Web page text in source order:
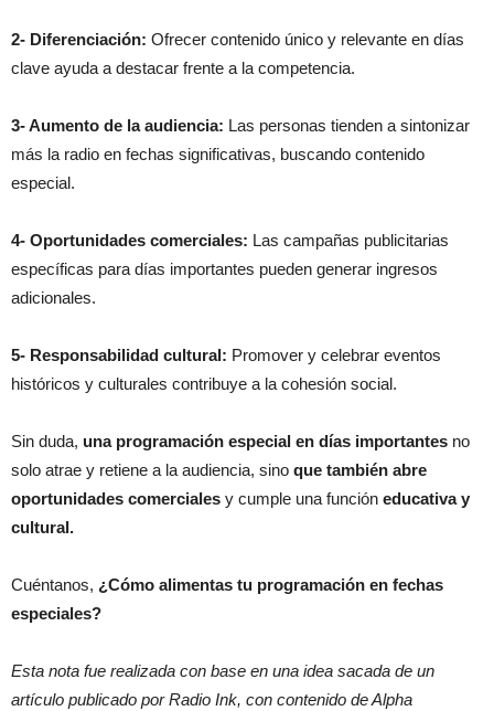
2- Diferenciación: Ofrecer contenido único y relevante en días
clave ayuda a destacar frente a la competencia.
3- Aumento de la audiencia: Las personas tienden a sintonizar
más la radio en fechas significativas, buscando contenido
especial.
4- Oportunidades comerciales: Las campañas publicitarias
específicas para días importantes pueden generar ingresos
adicionales.
5- Responsabilidad cultural: Promover y celebrar eventos
históricos y culturales contribuye a la cohesión social.
Sin duda, una programación especial en días importantes no
solo atrae y retiene a la audiencia, sino que también abre
oportunidades comerciales y cumple una función educativa y
cultural.
Cuéntanos, ¿Cómo alimentas tu programación en fechas
especiales?
Esta nota fue realizada con base en una idea sacada de un
artículo publicado por Radio Ink, con contenido de Alpha